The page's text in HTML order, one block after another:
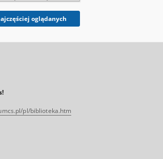
oglądanych
pl/biblioteka.htm